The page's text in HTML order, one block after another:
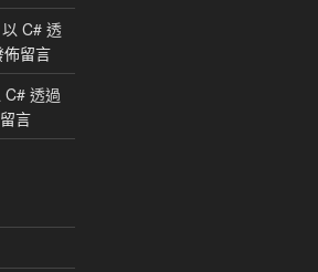
C# 透
佈留言
透過
言